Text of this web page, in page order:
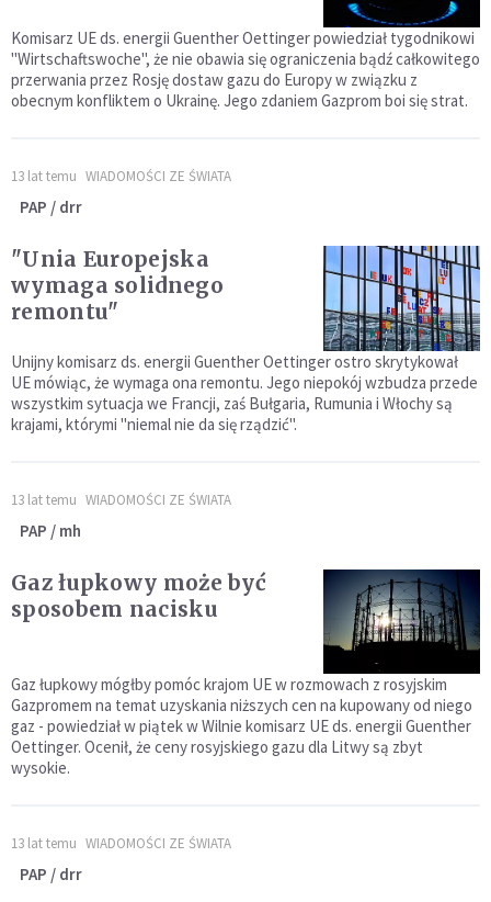
Komisarz UE ds. energii Guenther Oettinger powiedział tygodnikowi
"Wirtschaftswoche", że nie obawia się ograniczenia bądź całkowitego
przerwania przez Rosję dostaw gazu do Europy w związku z
obecnym konfliktem o Ukrainę. Jego zdaniem Gazprom boi się strat.
13 lat temu WIADOMOŚCI ZE ŚWIATA
PAP / drr
"Unia Europejska
wymaga solidnego
remontu"
Unijny komisarz ds. energii Guenther Oettinger ostro skrytykował
UE mówiąc, że wymaga ona remontu. Jego niepokój wzbudza przede
wszystkim sytuacja we Francji, zaś Bułgaria, Rumunia i Włochy są
krajami, którymi "niemal nie da się rządzić".
13 lat temu WIADOMOŚCI ZE ŚWIATA
PAP / mh
Gaz łupkowy może być
sposobem nacisku
Gaz łupkowy mógłby pomóc krajom UE w rozmowach z rosyjskim
Gazpromem na temat uzyskania niższych cen na kupowany od niego
gaz - powiedział w piątek w Wilnie komisarz UE ds. energii Guenther
Oettinger. Ocenił, że ceny rosyjskiego gazu dla Litwy są zbyt
wysokie.
13 lat temu WIADOMOŚCI ZE ŚWIATA
PAP / drr